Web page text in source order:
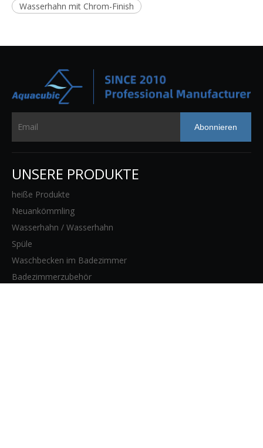
Wasserhahn mit Chrom-Finish
Abonnieren
UNSERE PRODUKTE
heiße Produkte
Neuankömmling
Wasserhahn / Wasserhahn
Spüle
Waschbecken im Badezimmer
Badezimmerzubehör